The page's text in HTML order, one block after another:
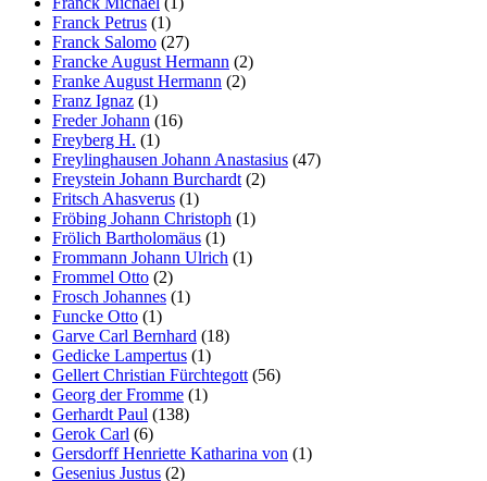
Franck Petrus (1)
Franck Salomo (27)
Francke August Hermann (2)
Franke August Hermann (2)
Franz Ignaz (1)
Freder Johann (16)
Freyberg H. (1)
Freylinghausen Johann Anastasius (47)
Freystein Johann Burchardt (2)
Fritsch Ahasverus (1)
Fröbing Johann Christoph (1)
Frölich Bartholomäus (1)
Frommann Johann Ulrich (1)
Frommel Otto (2)
Frosch Johannes (1)
Funcke Otto (1)
Garve Carl Bernhard (18)
Gedicke Lampertus (1)
Gellert Christian Fürchtegott (56)
Georg der Fromme (1)
Gerhardt Paul (138)
Gerok Carl (6)
Gersdorff Henriette Katharina von (1)
Gesenius Justus (2)